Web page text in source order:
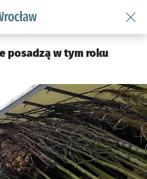
podserwis: Środowisko we
posadzą w tym roku